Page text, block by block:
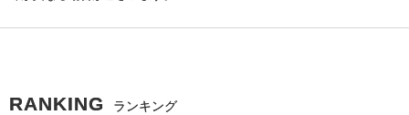
RANKING ランキング